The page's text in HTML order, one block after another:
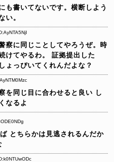
も書いてないです。横断しよう
い。
察に同じことしてやろうぜ。時
けてやるわ。
証拠提出した
ょっぴいてくれんだよな？
を同じ目に合わせると良い し
なるよ
とちらかは見逃されるんだか